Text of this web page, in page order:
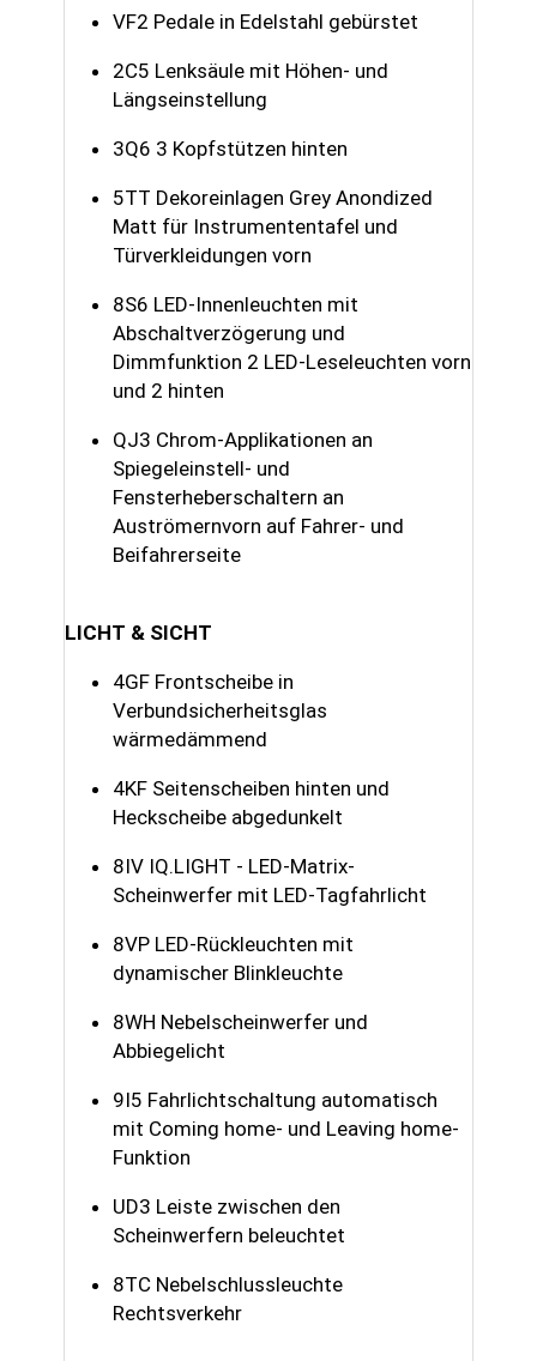
VF2 Pedale in Edelstahl gebürstet
2C5 Lenksäule mit Höhen- und
Längseinstellung
3Q6 3 Kopfstützen hinten
5TT Dekoreinlagen Grey Anondized
Matt für Instrumententafel und
Türverkleidungen vorn
8S6 LED-Innenleuchten mit
Abschaltverzögerung und
Dimmfunktion 2 LED-Leseleuchten vorn
und 2 hinten
QJ3 Chrom-Applikationen an
Spiegeleinstell- und
Fensterheberschaltern an
Auströmernvorn auf Fahrer- und
Beifahrerseite
LICHT & SICHT
4GF Frontscheibe in
Verbundsicherheitsglas
wärmedämmend
4KF Seitenscheiben hinten und
Heckscheibe abgedunkelt
8IV IQ.LIGHT - LED-Matrix-
Scheinwerfer mit LED-Tagfahrlicht
8VP LED-Rückleuchten mit
dynamischer Blinkleuchte
8WH Nebelscheinwerfer und
Abbiegelicht
9I5 Fahrlichtschaltung automatisch
mit Coming home- und Leaving home-
Funktion
UD3 Leiste zwischen den
Scheinwerfern beleuchtet
8TC Nebelschlussleuchte
Rechtsverkehr